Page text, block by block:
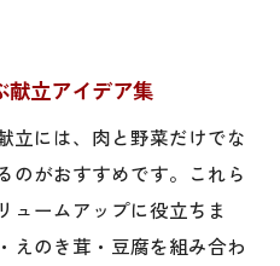
献立アイデア集
立には、肉と野菜だけでな
のがおすすめです。これら
ュームアップに役立ちま
えのき茸・豆腐を組み合わ